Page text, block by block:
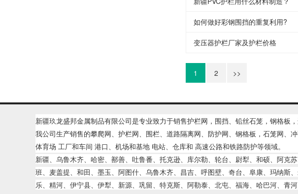
如何做好彩钢围挡的重复利用?
变压器护栏厂家及护栏价格
1 2 >>
新疆玖龙盛邦金属制品有限公司是专业致力于销售护栏网 ，围挡、铅丝石笼，钢格板，
我公司生产销售的攀爬网、护栏网、围栏、道路隔离网、防护网、钢格板，石笼网、
体育场 工厂和车间 港口、机场和基地 电站、仓库和 高速公路和铁路防护等领域。
新疆、乌鲁木齐、哈密、鄯善、吐鲁番、托克逊、库尔勒、轮台、尉犁、和硕、阿
班、麦盖提、和田、墨玉、阿图什、乌鲁木齐、昌吉、呼图壁、奇台、阜康、玛纳
乐、精河、伊宁县、伊犁、新源、巩留、特克斯、阿勒泰、北屯、福海、哈巴河、青